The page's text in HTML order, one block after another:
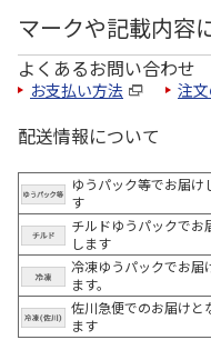
マークや記載内容
よくあるお問い合わせ
お支払い方法 注
配送情報について
ゆうパック等でお届け
す
チルドゆうパックでお
します
冷凍ゆうパックでお届
ます。
佐川急便でのお届けと
ます